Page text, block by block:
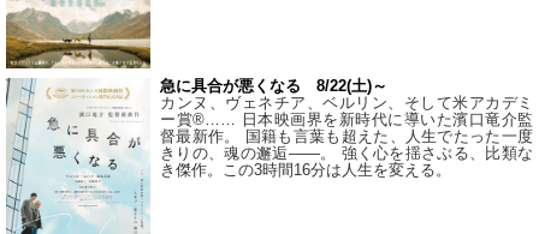
急に具合が悪くなる 8/22(土)～
カンヌ、ヴェネチア、ベルリン、そして米アカデミ
ー賞®…… 日本映画界を新時代に導いた濱口竜介監
督最新作。 国籍も言葉も超えた、人生でたった一度
きりの、魂の邂逅――。 強く心を揺さぶる、比類な
き傑作。この3時間16分は人生を変える。